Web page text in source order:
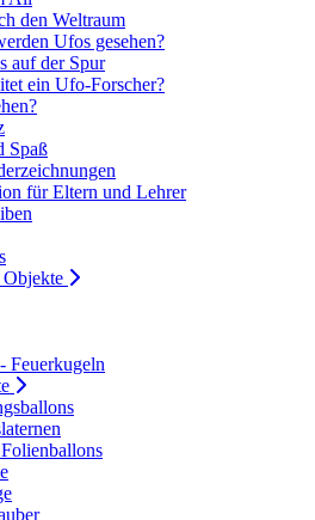
den Weltraum
Ufos gesehen?
auf der Spur
ein Ufo-Forscher?
Spaß
für Eltern und Lehrer
Objekte
Feuerkugeln